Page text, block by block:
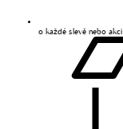
o každé slevě nebo akci